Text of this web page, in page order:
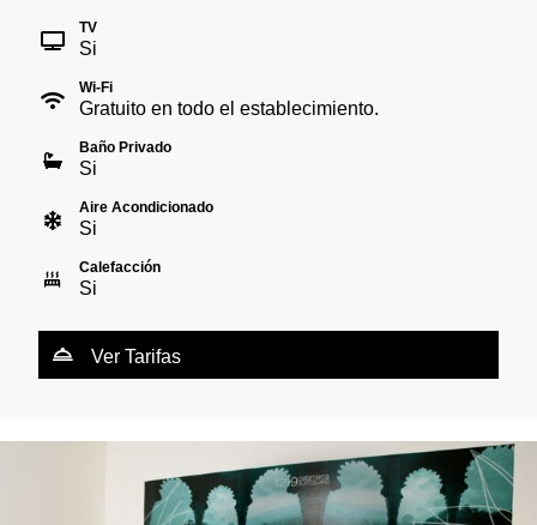
TV
Si
Wi-Fi
Gratuito en todo el establecimiento.
Baño Privado
Si
Aire Acondicionado
Si
Calefacción
Si
Ver Tarifas